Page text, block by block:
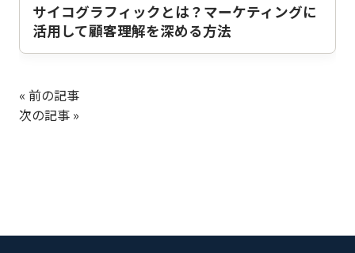
サイコグラフィックとは？マーケティングに
活用して顧客理解を深める方法
« 前の記事
次の記事 »